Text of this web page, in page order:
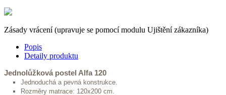
Zásady vrácení (upravuje se pomocí modulu Ujištění zákazníka)
Popis
Detaily produktu
Jednolůžková postel Alfa 120
Jednoduchá a pevná konstrukce.
Rozměry matrace: 120x200 cm.